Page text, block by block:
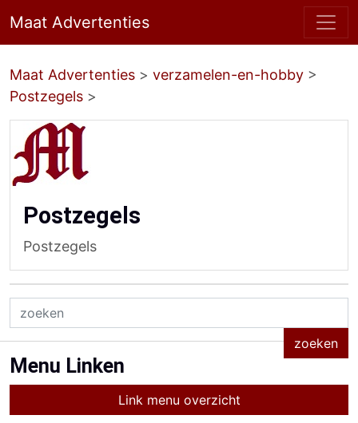
Maat Advertenties
Maat Advertenties > verzamelen-en-hobby >
Postzegels >
Postzegels
Postzegels
Menu Linken
Link menu overzicht